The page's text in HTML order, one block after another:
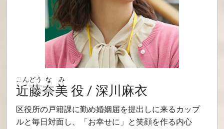
近藤
こんどう
奈美
なみ
役 / 深川麻衣
区役所の戸籍課に勤め婚姻届を提出しに来るカップ
ルと毎日対面し、「お幸せに」と笑顔を作る内心